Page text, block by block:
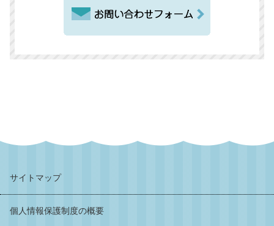
サイトマップ
個人情報保護制度の概要